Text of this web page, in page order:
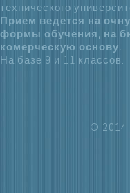
технического
Прием ведется на
формы обучения, на
комерческую основу.
На базе 9 и 11 классов.
© 2014